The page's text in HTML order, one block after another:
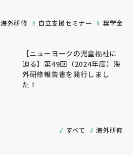
海外研修 自立支援セミナー 奨学金
【ニューヨークの児童福祉に
迫る】第49回（2024年度）海
外研修報告書を発行しまし
た！
すべて 海外研修